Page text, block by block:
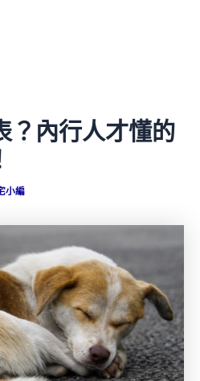
？內行人才懂的
小編